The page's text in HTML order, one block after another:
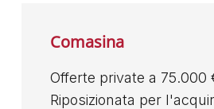
Comasina
Offerte private a 75.000
Riposizionata per